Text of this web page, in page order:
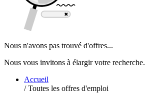
Nous n'avons pas trouvé d'offres...
Nous vous invitons à élargir votre recherche.
Accueil
/ Toutes les offres d'emploi